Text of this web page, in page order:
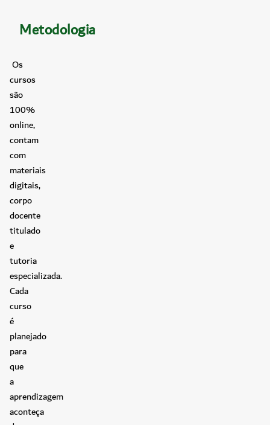
Metodologia
Os
cursos
são
100%
online,
contam
com
materiais
digitais,
corpo
docente
titulado
e
tutoria
especializada.
Cada
curso
é
planejado
para
que
a
aprendizagem
aconteça